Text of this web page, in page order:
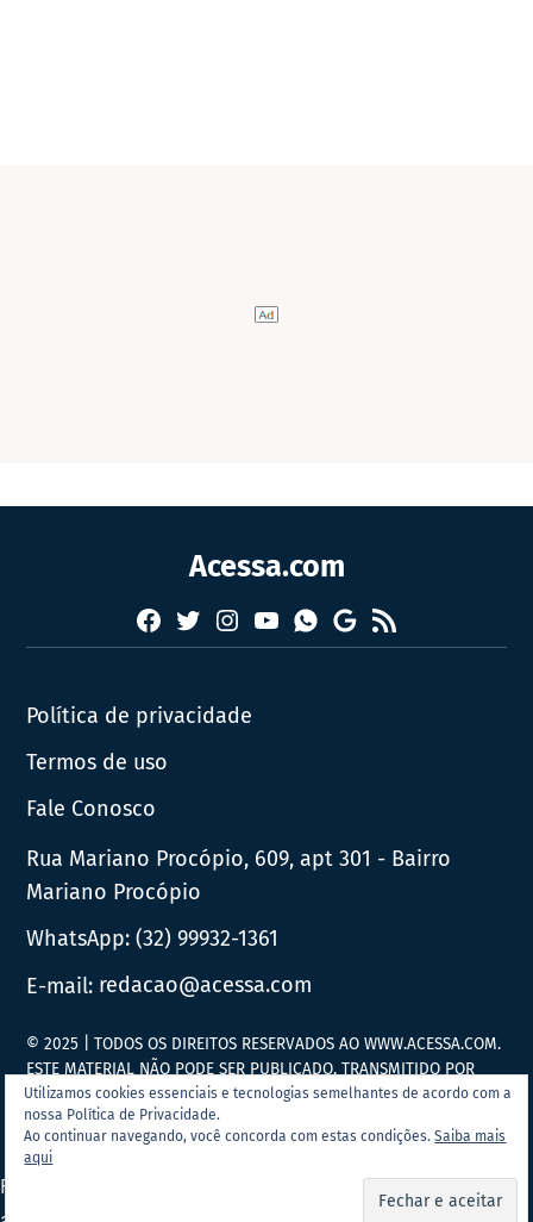
Acessa.com
Facebook
TwitterInstagram
YouTubeWhatsapp
Google
News
RSS
Política de privacidade
Termos de uso
Fale Conosco
Rua Mariano Procópio, 609, apt 301 - Bairro
Mariano Procópio
WhatsApp:(32) 99932-1361
E-mail: redacao@acessa.com
Utilizamos cookies essenciais e tecnologias semelhantes de acordo com a
nossa Política de Privacidade.
Ao continuar navegando, você concorda com estas condições.Saiba mais
aqui
© 2025 | TODOS OS DIREITOS RESERVADOS AO WWW.ACESSA.COM.
ESTE MATERIAL NÃO PODE SER PUBLICADO, TRANSMITIDO POR
BROADCAST, REESCRITO OU REDISTRIBUÍDO SEM PRÉVIA
AUTORIZAÇÃO.
Portal Acessa.com é